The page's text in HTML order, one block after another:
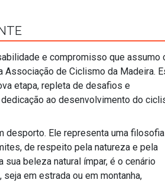
e compromisso que assumo
Associação de Ciclismo da Madeira.
etapa, repleta de desafios e
ao desenvolvimento do
desporto. Ele representa uma
de respeito pela natureza e pela
beleza natural ímpar, é o cenário
em estrada ou em montanha,